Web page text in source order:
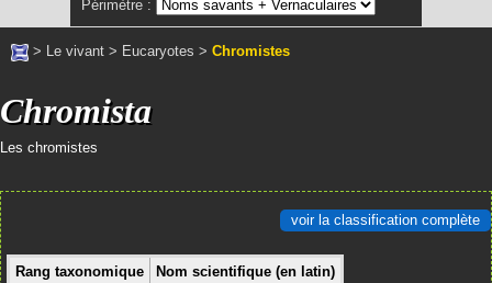
Périmètre :
> Le vivant > Eucaryotes > Chromistes
Chromista
Les chromistes
voir la classification complète
Rang taxonomique
Nom scientifique (en latin)